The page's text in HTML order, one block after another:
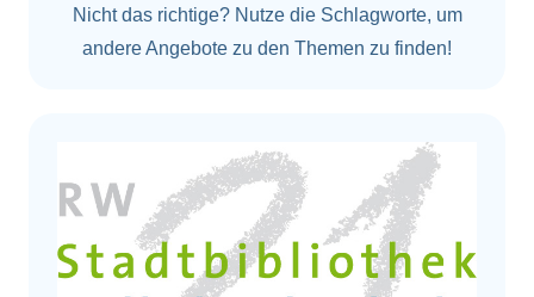
Nicht das richtige? Nutze die Schlagworte, um
andere Angebote zu den Themen zu finden!